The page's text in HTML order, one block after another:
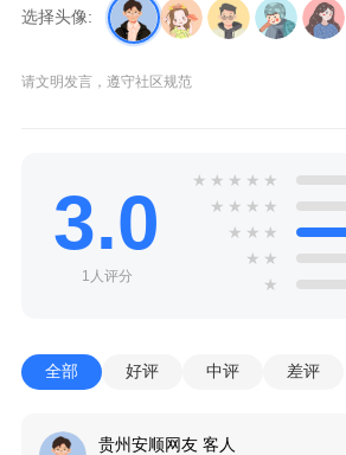
选择头像:
请文明发言，遵守社区规范
3.0
1人评分
★ ★ ★ ★ ★
★ ★ ★ ★
★ ★ ★
★ ★
★
全部 好评 中评 差评
贵州安顺网友 客人